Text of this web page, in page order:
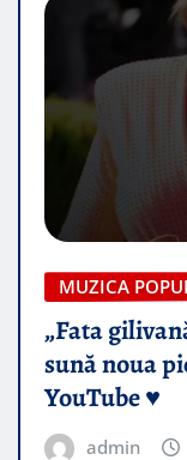
MUZICA
„Fata
sună noua
YouTube ♥️
admin